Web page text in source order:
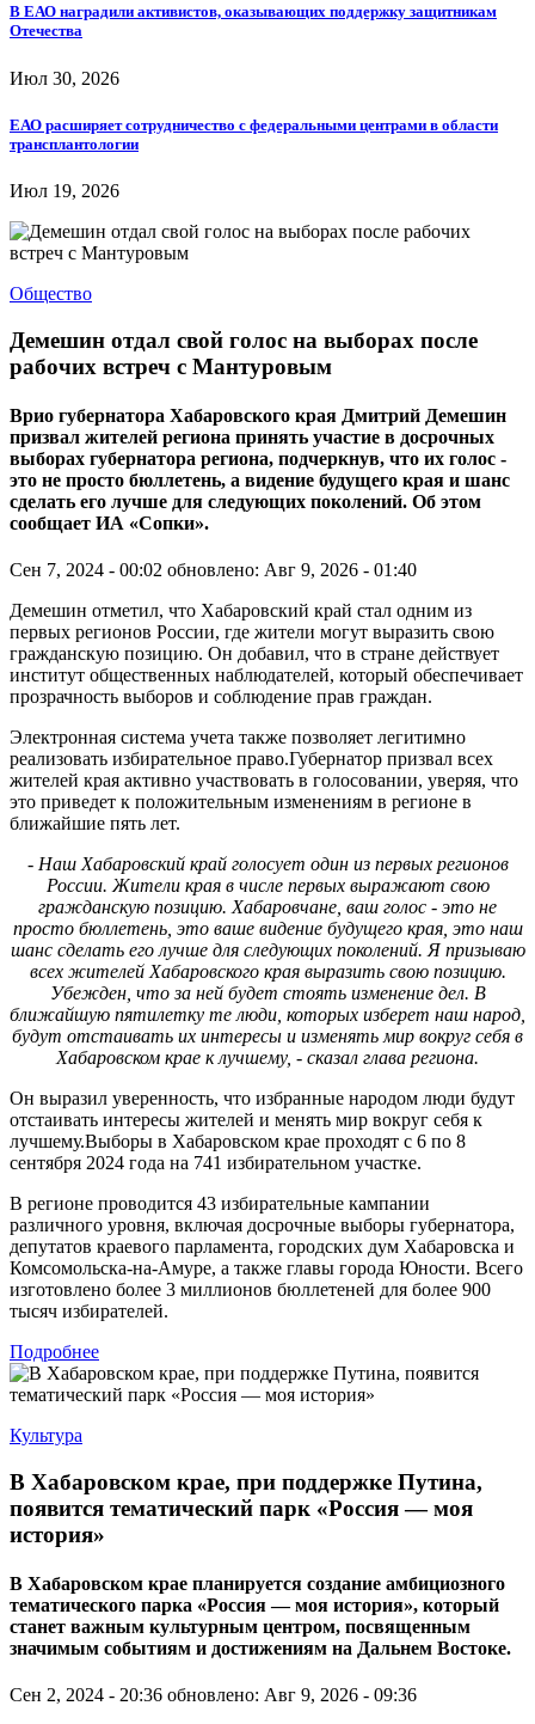
В ЕАО наградили активистов, оказывающих поддержку защитникам
Отечества
Июл 30, 2026
ЕАО расширяет сотрудничество с федеральными центрами в области
трансплантологии
Июл 19, 2026
Общество
Демешин отдал свой голос на выборах после
рабочих встреч с Мантуровым
Врио губернатора Хабаровского края Дмитрий Демешин
призвал жителей региона принять участие в досрочных
выборах губернатора региона, подчеркнув, что их голос -
это не просто бюллетень, а видение будущего края и шанс
сделать его лучше для следующих поколений. Об этом
сообщает ИА «Сопки».
Сен 7, 2024 - 00:02 обновлено: Авг 9, 2026 - 01:40
Демешин отметил, что Хабаровский край стал одним из
первых регионов России, где жители могут выразить свою
гражданскую позицию. Он добавил, что в стране действует
институт общественных наблюдателей, который обеспечивает
прозрачность выборов и соблюдение прав граждан.
Электронная система учета также позволяет легитимно
реализовать избирательное право.Губернатор призвал всех
жителей края активно участвовать в голосовании, уверяя, что
это приведет к положительным изменениям в регионе в
ближайшие пять лет.
- Наш Хабаровский край голосует один из первых регионов
России. Жители края в числе первых выражают свою
гражданскую позицию. Хабаровчане, ваш голос - это не
просто бюллетень, это ваше видение будущего края, это наш
шанс сделать его лучше для следующих поколений. Я призываю
всех жителей Хабаровского края выразить свою позицию.
Убежден, что за ней будет стоять изменение дел. В
ближайшую пятилетку те люди, которых изберет наш народ,
будут отстаивать их интересы и изменять мир вокруг себя в
Хабаровском крае к лучшему, - сказал глава региона.
Он выразил уверенность, что избранные народом люди будут
отстаивать интересы жителей и менять мир вокруг себя к
лучшему.Выборы в Хабаровском крае проходят с 6 по 8
сентября 2024 года на 741 избирательном участке.
В регионе проводится 43 избирательные кампании
различного уровня, включая досрочные выборы губернатора,
депутатов краевого парламента, городских дум Хабаровска и
Комсомольска-на-Амуре, а также главы города Юности. Всего
изготовлено более 3 миллионов бюллетеней для более 900
тысяч избирателей.
Подробнее
Культура
В Хабаровском крае, при поддержке Путина,
появится тематический парк «Россия — моя
история»
В Хабаровском крае планируется создание амбициозного
тематического парка «Россия — моя история», который
станет важным культурным центром, посвященным
значимым событиям и достижениям на Дальнем Востоке.
Сен 2, 2024 - 20:36 обновлено: Авг 9, 2026 - 09:36